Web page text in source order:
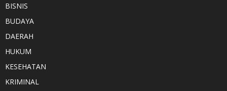
BISNIS
BUDAYA
DAERAH
HUKUM
KESEHATAN
KRIMINAL